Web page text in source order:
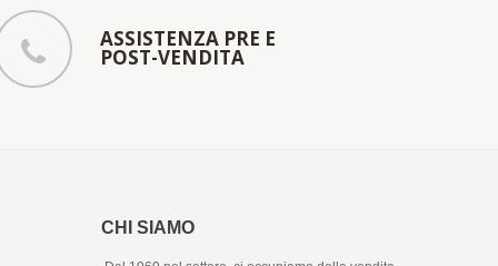
ASSISTENZA PRE E
POST-VENDITA
CHI SIAMO